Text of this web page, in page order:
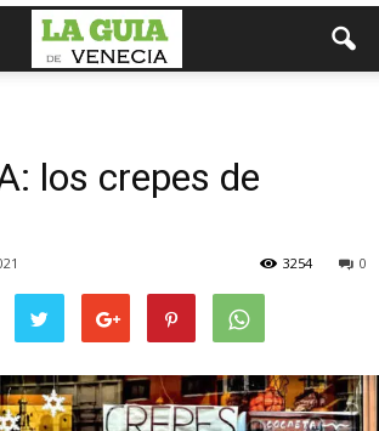
los crepes de
0
3254